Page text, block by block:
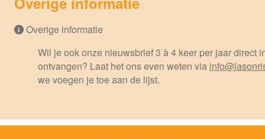
Overige informatie
Wil je ook onze nieuwsbrief 3 à 4 keer per jaar direct
ontvangen? Laat het ons even weten via
we voegen je toe aan de lijst.